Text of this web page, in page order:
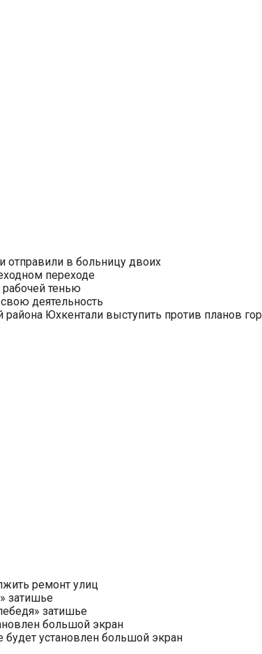
отправили в больницу двоих
переходе
тенью
деятельность
Юхкентали выступить против планов
ремонт улиц
затишье
затишье
большой экран
будет установлен большой экран